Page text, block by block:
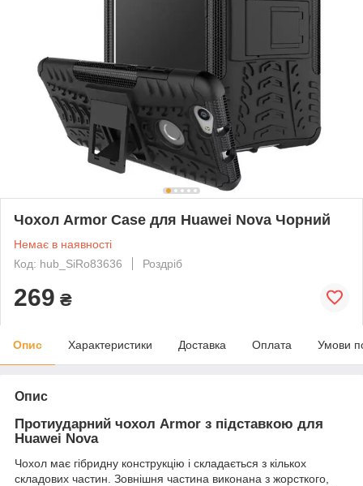
Чохол Armor Case для Huawei Nova Чорний
Немає в наявності
Код: hub_SiRo83636
Роздріб
269 ₴
Опис Характеристики Доставка Оплата Умови
Опис
Протиударний чохол Armor з підставкою для
Huawei Nova
Чохол має гібридну конструкцію і складається з кількох
складових частин. Зовнішня частина виконана з жорсткого,